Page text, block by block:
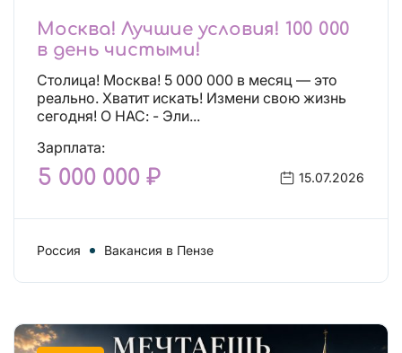
Москва! Лучшие условия! 100 000
в день чистыми!
Столица! Москва! 5 000 000 в месяц — это
реально. Хватит искать! Измени свою жизнь
сегодня! О НАС: - Эли...
Зарплата:
5 000 000 ₽ 15.07.2026
Россия Вакансия в Пензе